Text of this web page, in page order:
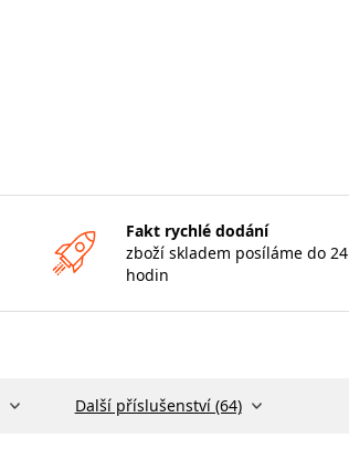
Fakt rychlé dodání
zboží skladem posíláme do 24
hodin
Další příslušenství (64)